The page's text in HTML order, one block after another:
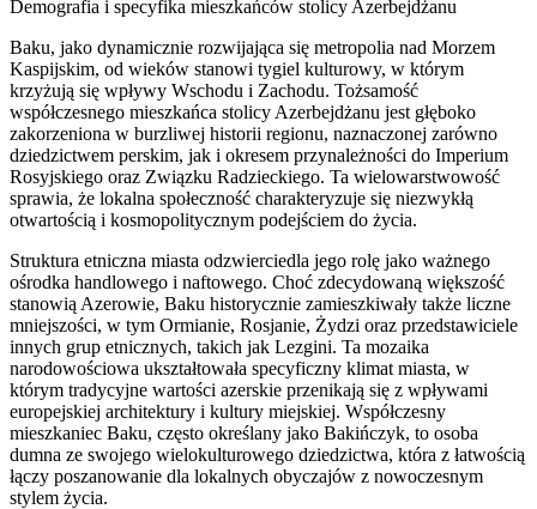
Demografia i specyfika mieszkańców stolicy Azerbejdżanu
Baku, jako dynamicznie rozwijająca się metropolia nad Morzem
Kaspijskim, od wieków stanowi tygiel kulturowy, w którym
krzyżują się wpływy Wschodu i Zachodu. Tożsamość
współczesnego mieszkańca stolicy Azerbejdżanu jest głęboko
zakorzeniona w burzliwej historii regionu, naznaczonej zarówno
dziedzictwem perskim, jak i okresem przynależności do Imperium
Rosyjskiego oraz Związku Radzieckiego. Ta wielowarstwowość
sprawia, że lokalna społeczność charakteryzuje się niezwykłą
otwartością i kosmopolitycznym podejściem do życia.
Struktura etniczna miasta odzwierciedla jego rolę jako ważnego
ośrodka handlowego i naftowego. Choć zdecydowaną większość
stanowią Azerowie, Baku historycznie zamieszkiwały także liczne
mniejszości, w tym Ormianie, Rosjanie, Żydzi oraz przedstawiciele
innych grup etnicznych, takich jak Lezgini. Ta mozaika
narodowościowa ukształtowała specyficzny klimat miasta, w
którym tradycyjne wartości azerskie przenikają się z wpływami
europejskiej architektury i kultury miejskiej. Współczesny
mieszkaniec Baku, często określany jako Bakińczyk, to osoba
dumna ze swojego wielokulturowego dziedzictwa, która z łatwością
łączy poszanowanie dla lokalnych obyczajów z nowoczesnym
stylem życia.